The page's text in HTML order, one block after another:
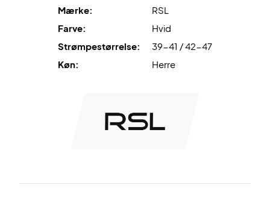
Mærke:
RSL
Farve:
Hvid
Strømpestørrelse:
39-41 / 42-47
Køn:
Herre